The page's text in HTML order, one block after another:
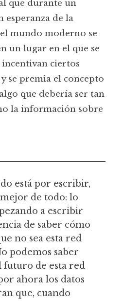
que durante un
esperanza de la
mundo moderno se
un lugar en el que se
ciertos
se premia el concepto
que debería ser tan
la información sobre
está por escribir,
de todo: lo
a escribir
de saber cómo
no sea esta red
podemos saber
futuro de esta red
ahora los datos
que, cuando